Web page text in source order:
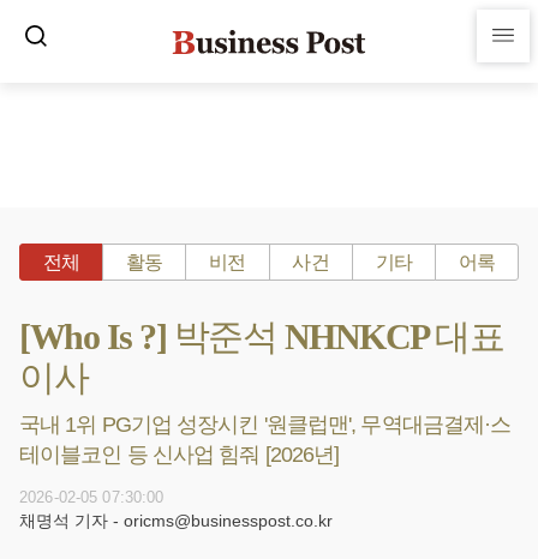
전체 활동 비전 사건 기타 어록
[Who Is ?] 박준석 NHNKCP 대표
이사
국내 1위 PG기업 성장시킨 '원클럽맨', 무역대금결제·스
테이블코인 등 신사업 힘줘 [2026년]
2026-02-05 07:30:00
채명석 기자 - oricms@businesspost.co.kr